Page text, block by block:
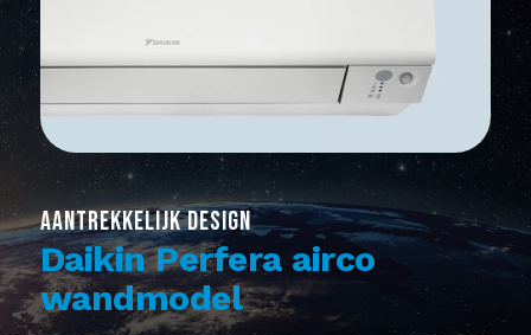
AANTREKKELIJK DESIGN
Daikin Perfera airco
wandmodel